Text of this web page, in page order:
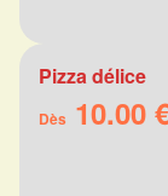
Pizza délice
Dès 10.00